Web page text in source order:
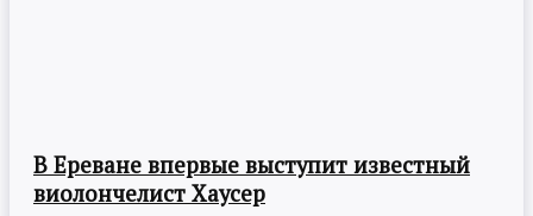
В Ереване впервые выступит известный
виолончелист Хаусер